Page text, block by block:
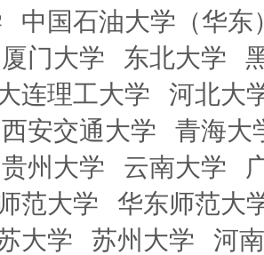
中国石油大学（华东
厦门大学 东北大学
连理工大学
河北大
西安交通大学
青海大
贵州大学 云南大学
范大学
华东师范大
大学 苏州大学
河